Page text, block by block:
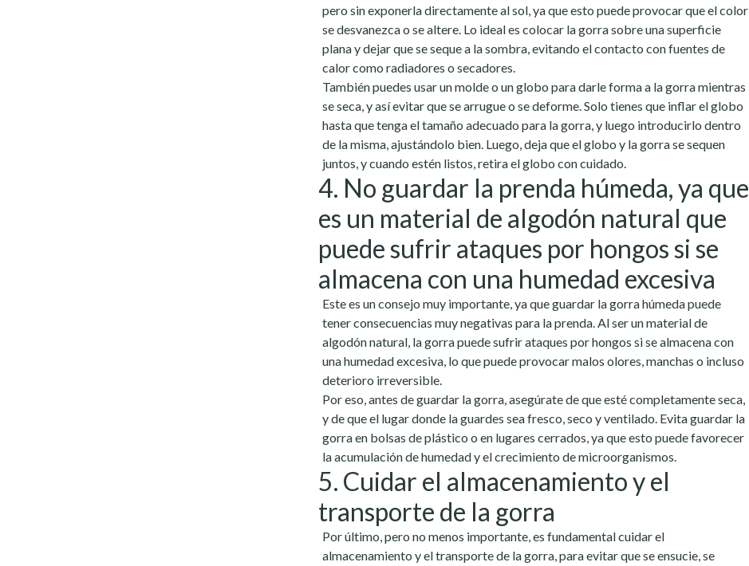
pero sin exponerla directamente al sol, ya que esto puede provocar que el color
se desvanezca o se altere. Lo ideal es colocar la gorra sobre una superficie
plana y dejar que se seque a la sombra, evitando el contacto con fuentes de
calor como radiadores o secadores.
También puedes usar un molde o un globo para darle forma a la gorra mientras
se seca, y así evitar que se arrugue o se deforme. Solo tienes que inflar el globo
hasta que tenga el tamaño adecuado para la gorra, y luego introducirlo dentro
de la misma, ajustándolo bien. Luego, deja que el globo y la gorra se sequen
juntos, y cuando estén listos, retira el globo con cuidado.
4. No guardar la prenda húmeda, ya que
es un material de algodón natural que
puede sufrir ataques por hongos si se
almacena con una humedad excesiva
Este es un consejo muy importante, ya que guardar la gorra húmeda puede
tener consecuencias muy negativas para la prenda. Al ser un material de
algodón natural, la gorra puede sufrir ataques por hongos si se almacena con
una humedad excesiva, lo que puede provocar malos olores, manchas o incluso
deterioro irreversible.
Por eso, antes de guardar la gorra, asegúrate de que esté completamente seca,
y de que el lugar donde la guardes sea fresco, seco y ventilado. Evita guardar la
gorra en bolsas de plástico o en lugares cerrados, ya que esto puede favorecer
la acumulación de humedad y el crecimiento de microorganismos.
5. Cuidar el almacenamiento y el
transporte de la gorra
Por último, pero no menos importante, es fundamental cuidar el
almacenamiento y el transporte de la gorra, para evitar que se ensucie, se